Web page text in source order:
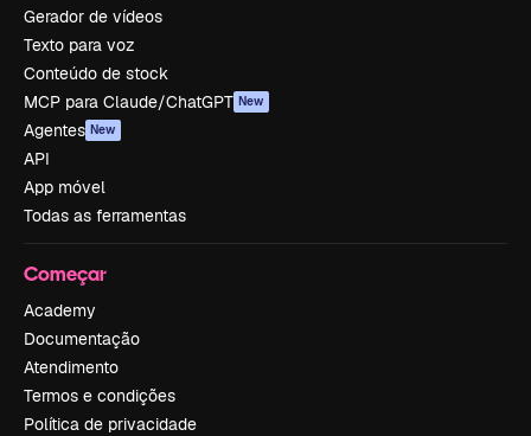
Gerador de vídeos
Texto para voz
Conteúdo de stock
MCP para Claude/ChatGPT New
Agentes New
API
App móvel
Todas as ferramentas
Começar
Academy
Documentação
Atendimento
Termos e condições
Política de privacidade